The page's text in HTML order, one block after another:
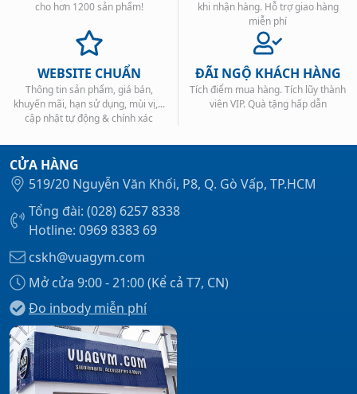
cho hơn 1200 sản phẩm!
khi nhận hàng. Hỗ trợ giao hàng
miễn phí
WEBSITE CHUẨN
Thông tin sản phẩm, giá bán,
khuyến mãi, hạn sử dụng, mùi vị,...
cập nhật tự động & chính xác
ĐÃI NGỘ KHÁCH HÀNG
Tích điểm mua hàng. Tích lũy thành
viên VIP. Quà tặng hấp dẫn
CỬA HÀNG
519/20 Nguyễn Văn Khối, P8, Q. Gò Vấp, TP.HCM
Tổng đài: (028) 6257 8338
Hotline: 0969 8383 69
cskh@vuagym.com
Mở cửa 9:00 - 21:00 (Kể cả T7, CN)
Đo inbody miễn phí